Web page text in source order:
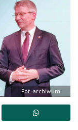
Fot. archiwum